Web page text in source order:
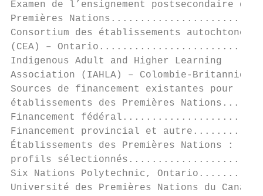
Examen de l’ensignement
Premières
Consortium des établissements
(CEA) –
Indigenous Adult and Higher
Association (IAHLA) – Colombie-
Sources de financement
établissements des Premières
Financement
Financement provincial et
Établissements des Premières
profils
Six Nations Polytechnic,
Université des Premières Nations